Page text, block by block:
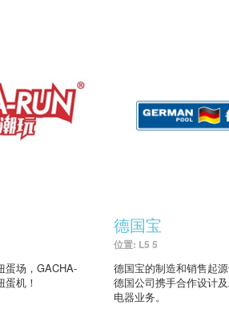
蛋场，GACHA-
机！
德国宝
位置: L5 5
德国宝的制造和销售起
德国公司携手合作设计
电器业务。